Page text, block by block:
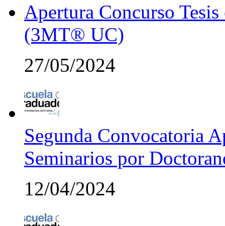
Apertura Concurso
(3MT® UC)
27/05/2024
Segunda Convocatoria
Seminarios por
12/04/2024